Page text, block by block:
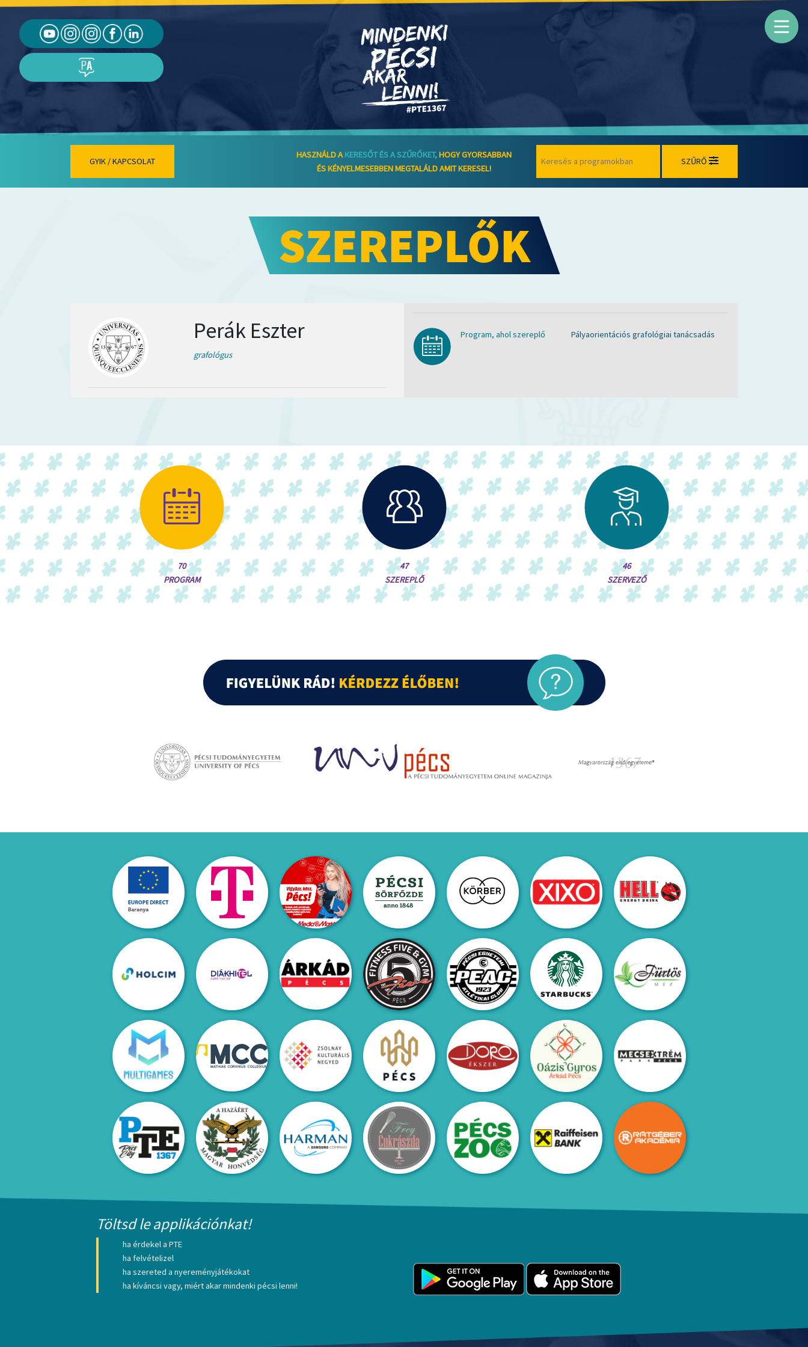
GYIK / KAPCSOLAT
HASZNÁLD A KERESŐT ÉS A SZŰRŐKET,HOGY GYORSABBAN
ÉS KÉNYELMESEBBEN MEGTALÁLD AMIT KERESEL!
SZŰRŐ
SZEREPLŐK
Perák Eszter
grafológus
Program, ahol szereplő Pályaorientációs grafológiai tanácsadás
70
PROGRAM
47
SZEREPLŐ
46
SZERVEZŐ
Töltsd le applikációnkat!
ha érdekel a PTE
ha felvételizel
ha szereted a nyereményjátékokat
ha kíváncsi vagy, miért akar mindenki pécsi lenni!